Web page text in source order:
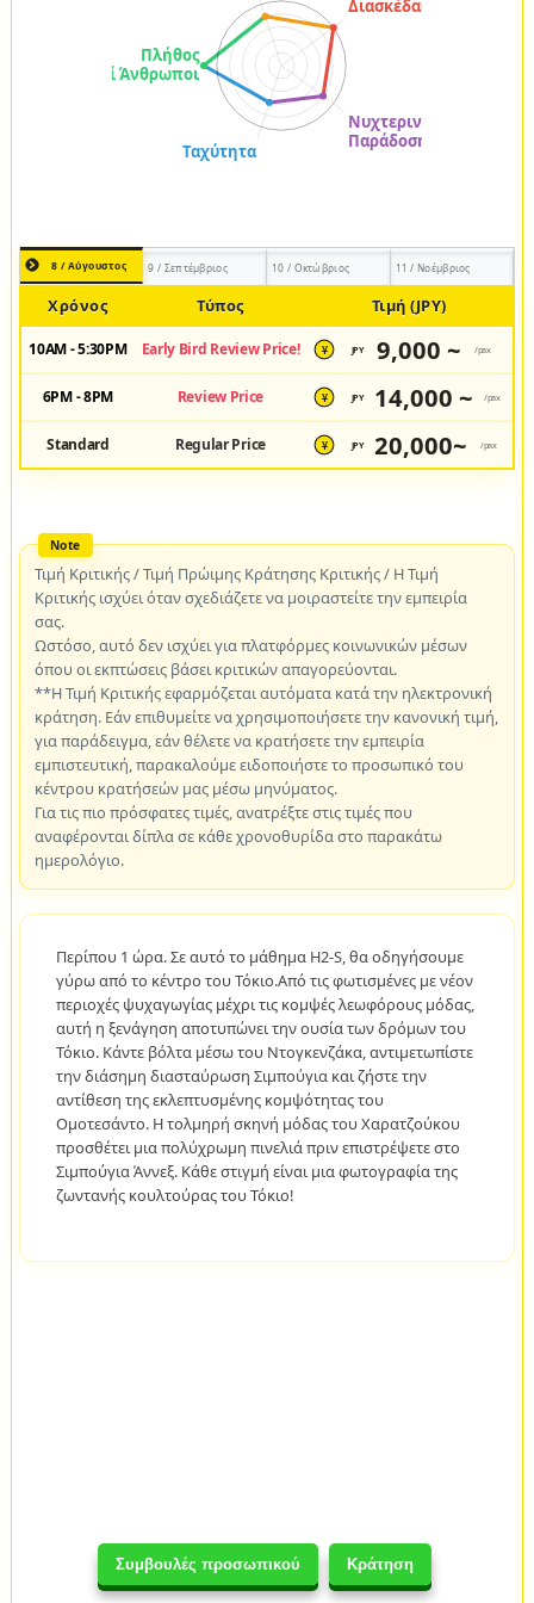
Συμβουλές προσωπικού Κράτηση
8 / Αύγουστος 9 / Σεπτέμβριος 10 / Οκτώβριος 11 / Νοέμβριος
Χρόνος Τύπος Τιμή (JPY)
10AM - 5:30PM Early Bird Review Price! ¥ JPY 9,000 ~ /pax
6PM - 8PM Review Price ¥ JPY 14,000 ~ /pax
Standard Regular Price ¥ JPY 20,000~ /pax
Τιμή Κριτικής / Τιμή Πρώιμης Κράτησης Κριτικής / Η Τιμή
Κριτικής ισχύει όταν σχεδιάζετε να μοιραστείτε την εμπειρία
σας.
Ωστόσο, αυτό δεν ισχύει για πλατφόρμες κοινωνικών μέσων
όπου οι εκπτώσεις βάσει κριτικών απαγορεύονται.
**Η Τιμή Κριτικής εφαρμόζεται αυτόματα κατά την ηλεκτρονική
κράτηση. Εάν επιθυμείτε να χρησιμοποιήσετε την κανονική τιμή,
για παράδειγμα, εάν θέλετε να κρατήσετε την εμπειρία
εμπιστευτική, παρακαλούμε ειδοποιήστε το προσωπικό του
κέντρου κρατήσεών μας μέσω μηνύματος.
Για τις πιο πρόσφατες τιμές, ανατρέξτε στις τιμές που
αναφέρονται δίπλα σε κάθε χρονοθυρίδα στο παρακάτω
ημερολόγιο.
Περίπου 1 ώρα. Σε αυτό το μάθημα H2-S, θα οδηγήσουμε
γύρω από το κέντρο του Τόκιο.Από τις φωτισμένες με νέον
περιοχές ψυχαγωγίας μέχρι τις κομψές λεωφόρους μόδας,
αυτή η ξενάγηση αποτυπώνει την ουσία των δρόμων του
Τόκιο. Κάντε βόλτα μέσω του Ντογκενζάκα, αντιμετωπίστε
την διάσημη διασταύρωση Σιμπούγια και ζήστε την
αντίθεση της εκλεπτυσμένης κομψότητας του
Ομοτεσάντο. Η τολμηρή σκηνή μόδας του Χαρατζούκου
προσθέτει μια πολύχρωμη πινελιά πριν επιστρέψετε στο
Σιμπούγια Άννεξ. Κάθε στιγμή είναι μια φωτογραφία της
ζωντανής κουλτούρας του Τόκιο!